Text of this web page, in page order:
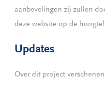
aanbevelingen zij zullen
deze website op de hoogte!
Updates
Over dit project